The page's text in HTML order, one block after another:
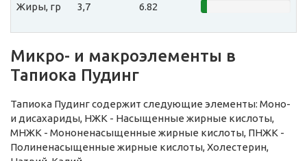
Жиры, гр 3,7 6.82
Микро- и макроэлементы в
Тапиока Пудинг
Тапиока Пудинг содержит следующие элементы: Моно-
и дисахариды, НЖК - Насыщенные жирные кислоты,
МНЖК - Мононенасыщенные жирные кислоты, ПНЖК -
Полиненасыщенные жирные кислоты, Холестерин,